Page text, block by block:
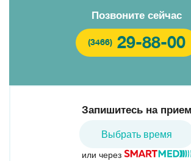
Позвоните сейчас
(3466) 29-88-00
Запишитесь на прием
Выбрать время
или через